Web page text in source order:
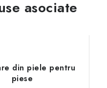
asociate
din piele pentru
piese